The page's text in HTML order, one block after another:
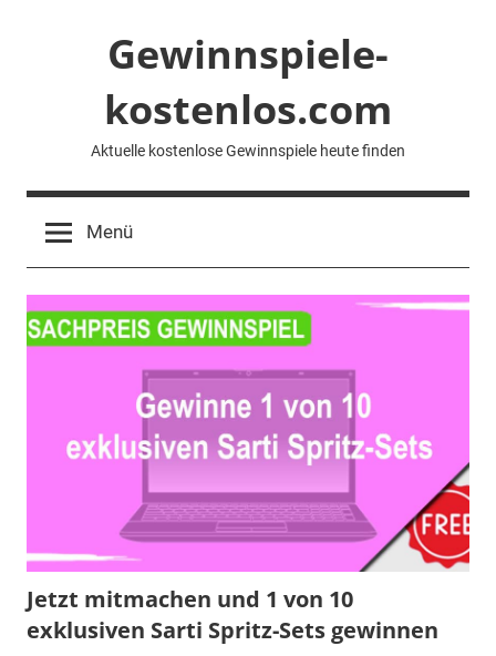
Gewinnspiele-
kostenlos.com
Aktuelle kostenlose Gewinnspiele heute finden
Menü
Jetzt mitmachen und 1 von 10
exklusiven Sarti Spritz-Sets gewinnen